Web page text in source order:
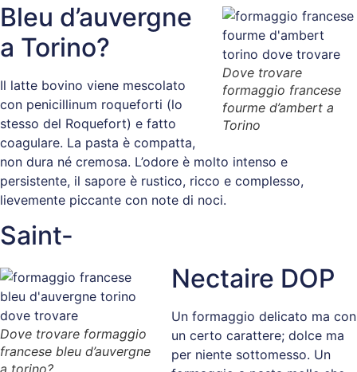
Dove trovare
formaggio francese
fourme d’ambert a
Torino
Bleu d’auvergne
a Torino?
Il latte bovino viene mescolato
con penicillinum roqueforti (lo
stesso del Roquefort) e fatto
coagulare. La pasta è compatta,
non dura né cremosa. L’odore è molto intenso e
persistente, il sapore è rustico, ricco e complesso,
lievemente piccante con note di noci.
Saint-
Dove trovare formaggio
francese bleu d’auvergne
a torino?
Nectaire DOP
Un formaggio delicato ma con
un certo carattere; dolce ma
per niente sottomesso. Un